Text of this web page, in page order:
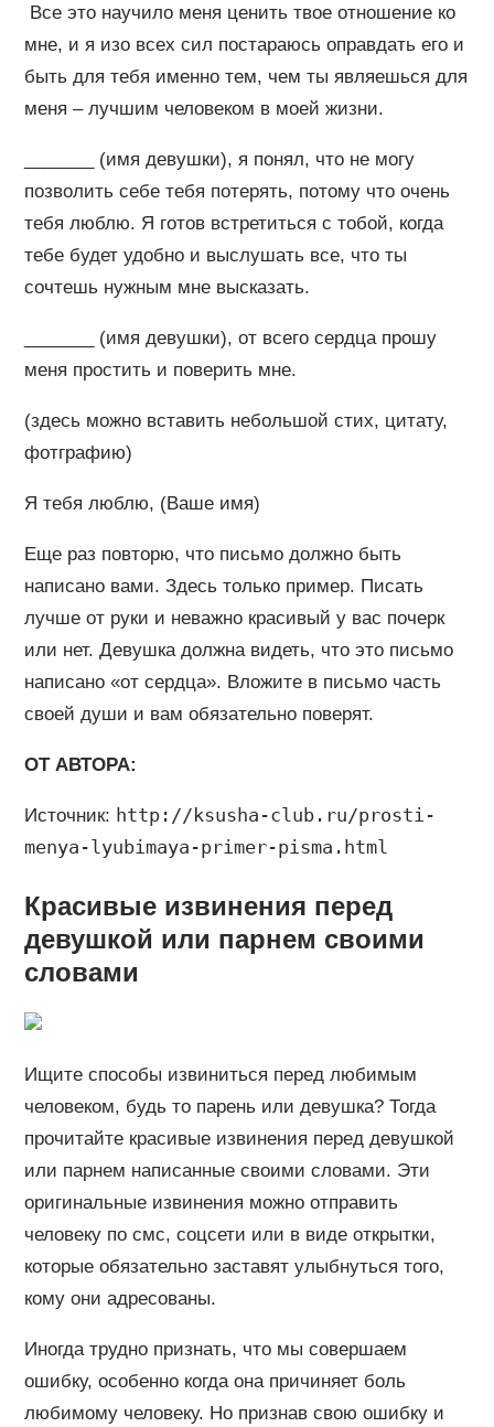
Все это научило меня ценить твое отношение ко
мне, и я изо всех сил постараюсь оправдать его и
быть для тебя именно тем, чем ты являешься для
меня – лучшим человеком в моей жизни.
_______ (имя девушки), я понял, что не могу
позволить себе тебя потерять, потому что очень
тебя люблю. Я готов встретиться с тобой, когда
тебе будет удобно и выслушать все, что ты
сочтешь нужным мне высказать.
_______ (имя девушки), от всего сердца прошу
меня простить и поверить мне.
(здесь можно вставить небольшой стих, цитату,
фотграфию)
Я тебя люблю, (Ваше имя)
Еще раз повторю, что письмо должно быть
написано вами. Здесь только пример. Писать
лучше от руки и неважно красивый у вас почерк
или нет. Девушка должна видеть, что это письмо
написано «от сердца». Вложите в письмо часть
своей души и вам обязательно поверят.
ОТ АВТОРА:
Источник: http://ksusha-club.ru/prosti-
menya-lyubimaya-primer-pisma.html
Красивые извинения перед
девушкой или парнем своими
словами
Ищите способы извиниться перед любимым
человеком, будь то парень или девушка? Тогда
прочитайте красивые извинения перед девушкой
или парнем написанные своими словами. Эти
оригинальные извинения можно отправить
человеку по смс, соцсети или в виде открытки,
которые обязательно заставят улыбнуться того,
кому они адресованы.
Иногда трудно признать, что мы совершаем
ошибку, особенно когда она причиняет боль
любимому человеку. Но признав свою ошибку и